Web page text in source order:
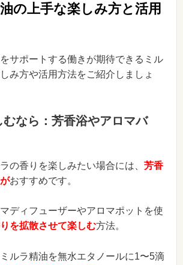
の上手な楽しみ方と活用
サポートする働きが期待できるミル
み方や活用方法をご紹介しましょ
むなら：芳香浴やアロマバ
の香りを楽しみたい場合には、 芳香
おすすめです。
ディフューザーやアロマポットを使
を拡散させて楽しむ方法。
ルラ精油を無水エタノールに1〜5滴